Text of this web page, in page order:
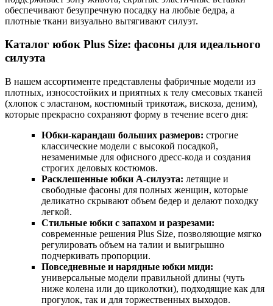
обеспечивают безупречную посадку на любые бедра, а
плотные ткани визуально вытягивают силуэт.
Каталог юбок Plus Size: фасоны для идеального
силуэта
В нашем ассортименте представлены фабричные модели из
плотных, износостойких и приятных к телу смесовых тканей
(хлопок с эластаном, костюмный трикотаж, вискоза, деним),
которые прекрасно сохраняют форму в течение всего дня:
Юбки-карандаш больших размеров: строгие
классические модели с высокой посадкой,
незаменимые для офисного дресс-кода и создания
строгих деловых костюмов.
Расклешенные юбки А-силуэта: летящие и
свободные фасоны для полных женщин, которые
деликатно скрывают объем бедер и делают походку
легкой.
Стильные юбки с запахом и разрезами:
современные решения Plus Size, позволяющие мягко
регулировать объем на талии и выигрышно
подчеркивать пропорции.
Повседневные и нарядные юбки миди:
универсальные модели правильной длины (чуть
ниже колена или до щиколотки), подходящие как для
прогулок, так и для торжественных выходов.